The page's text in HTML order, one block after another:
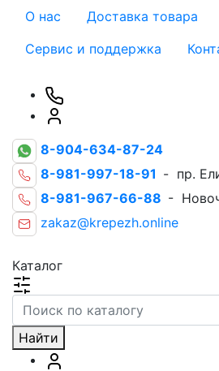
О нас Доставка товара
Сервис и поддержка
8-904-634-87-24
8-981-997-18-91 - пр.
8-981-967-66-88 -
zakaz@krepezh.online
Каталог
Найти